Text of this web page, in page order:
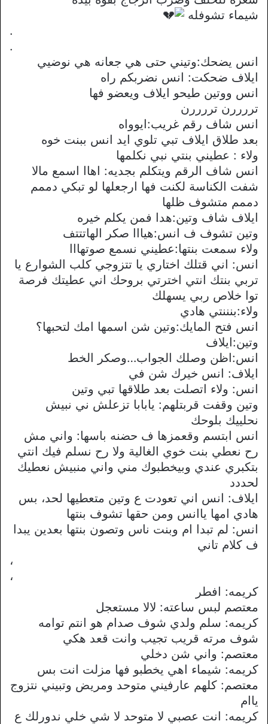
شيماء تشوفله
.
.
انس يضحك:وتيني حتى هي جعانه هي نوضيي
ايلاف ضحكت: انس نضربكم راه
انس ووتين طيحو ايلاف ويعضو فها
تررررن تررررن
انس شاف رقم غريب:ايوواه
بعد طلاق ايلاف تبي تلوي ايد انس ببنت خوه
ولاء : عطيني بنتي نبي نكلمها
انس شاف الرقم ويتكلم بجديه: اهاا اسمع مالا
شفت الكناسة لكنت فها ارجعلها لو تبكي دممم
دممم متشوف ظلها
ايلاف شاف وتين:هدا فمن يكلم خيره
وتين تشوف ف انس:هيااا صكر الهاتتتف
ولاء سمعت بنتها:عطيني نسمع صوتهااا
انس: اني قتلك اختاري يا تتزوجي كلب الشوارع يا
تربي بنتك انتي اخترتي بروحك اني عطيتك فرصة
توا خلاص ربي يسهلك
ولاء:بنننتي هادي
انس فتح المايك:وتين شن اسمها امك لتحبها؟
وتين:ايلاف
انس:اظن وصلك الجواب…وصكر الخط
ايلاف: انس خيرك شن في
انس: ولاء اتصلت بعد طلاقها تبي وتين
وتين وقفت قربتلهم: يابابا تزعلش ني نبيش
نحلييك بلوحك
انس ابتسم وقعمزها ف حضنه باسها: واني مش
رح نعطي بنت خوي الغالية ولا رح نسلم فيك انتي
بتكبري عندي وبيخطبوك مني واني منبيش نعطيك
لحددد
ايلاف: انس اني تعودت ع وتين متعطيها لحد، بس
هادي امها ياانس ومن حقها تشوف بنتها
انس: لم تبدا ام وبنت ناس وتصون بنتها بعدين يبدا
ف كلام تاني
،
،
كريمه: افطر
معتصم لبس ساعته: لالا مستعجل
كريمه: سلم ولدي شوف صدام هو انتم توامه
شوف مرته قريب تجيب وانت قعد هكي
معتصم: واني شن دخلي
كريمه: شيماء اهي يخطبو فها مزلت انت بس
معتصم: كلهم عارفيني متوحد ومريض وتبيني نتزوج
ياام
كريمه: انت عصبي لا متوحد لا شي خلي ندورلك ع